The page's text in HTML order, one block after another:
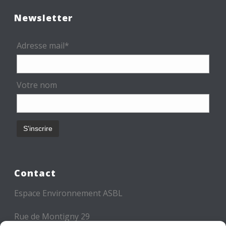
Newsletter
Adresse mail*
Votre nom
Contact
Espace Environnement ASBL
Rue de Montigny 29